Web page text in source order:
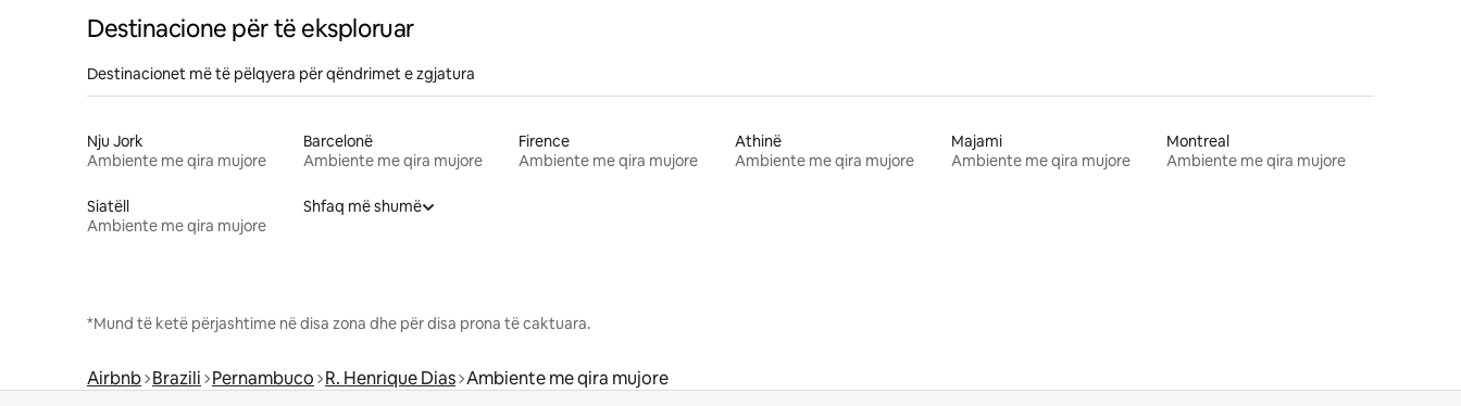
Destinacione për të eksploruar
Destinacionet më të pëlqyera për qëndrimet e zgjatura
Nju Jork
Ambiente me qira mujore
Barcelonë
Ambiente me qira mujore
Firence
Ambiente me qira mujore
Athinë
Ambiente me qira mujore
Majami
Ambiente me qira mujore
Montreal
Ambiente me qira mujore
Siatëll
Ambiente me qira mujore
Shfaq më shumë
*Mund të ketë përjashtime në disa zona dhe për disa prona të caktuara.
Airbnb Brazili Pernambuco R. Henrique Dias Ambiente me qira mujore